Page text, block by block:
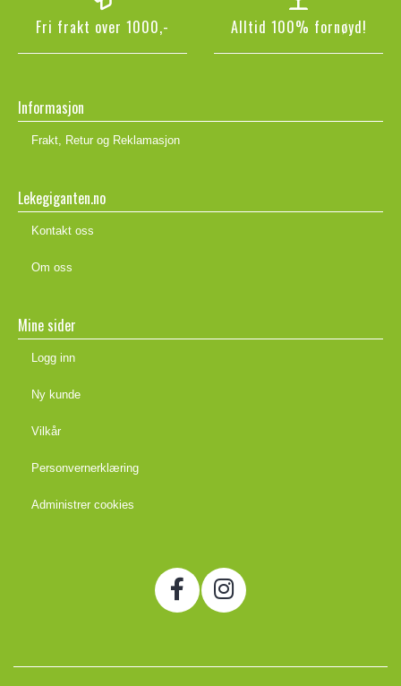
Fri frakt over 1000,- Alltid 100% fornøyd!
Informasjon
Frakt, Retur og Reklamasjon
Lekegiganten.no
Kontakt oss
Om oss
Mine sider
Logg inn
Ny kunde
Vilkår
Personvernerklæring
Administrer cookies